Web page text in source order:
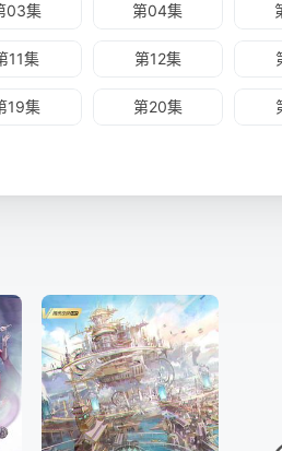
03集 第04集
11集 第12集
19集 第20集